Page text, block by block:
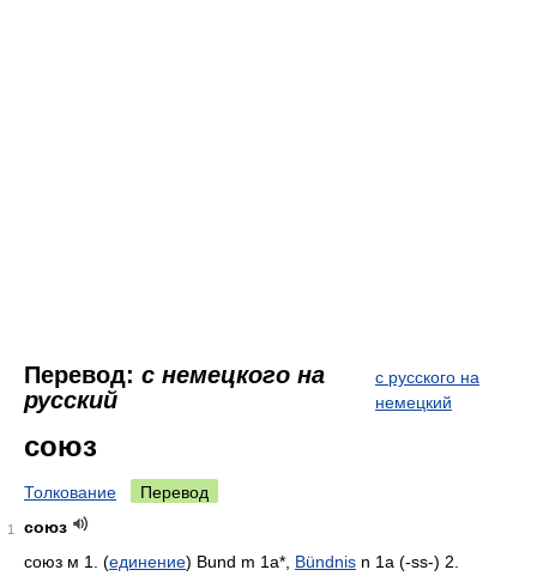
Перевод: с немецкого на
русский
с русского на
немецкий
союз
Толкование Перевод
1
союз
союз м 1. (единение) Bund m 1a*, Bündnis n 1a (-ss-) 2.